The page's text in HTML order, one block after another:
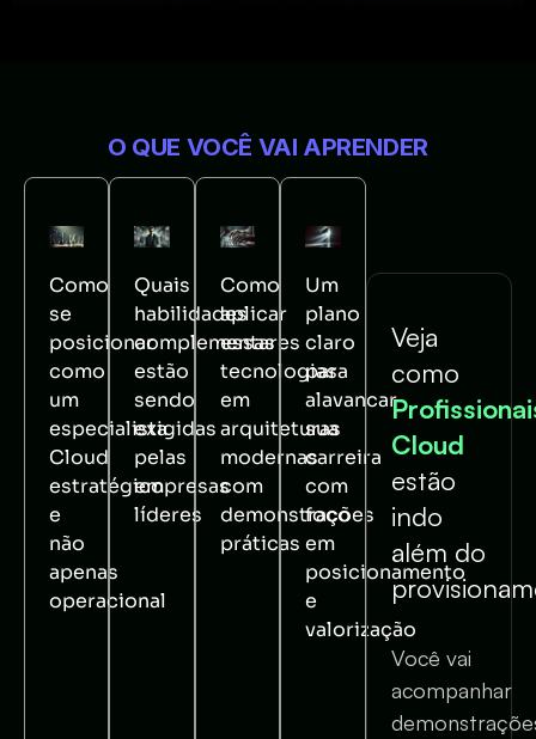
O QUE VOCÊ VAI APRENDER
Como
se
posicionar
como
um
especialista
Cloud
estratégico
e
não
apenas
operacional
Quais
habilidades
complementares
estão
sendo
exigidas
pelas
empresas
líderes
Como
aplicar
essas
tecnologias
em
arquiteturas
modernas
com
demonstrações
práticas
Um
plano
claro
para
alavancar
sua
carreira
com
foco
em
posicionamento
e
valorização
Veja
como
Cloud
estão
indo
além do
Você vai
acompanhar